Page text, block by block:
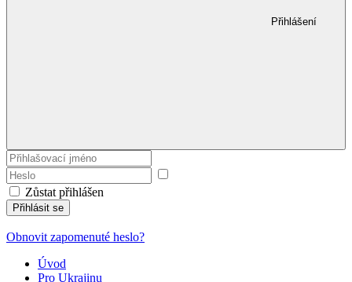
Přihlášení
Zůstat přihlášen
Přihlásit se
Obnovit zapomenuté heslo?
Úvod
Pro Ukrajinu